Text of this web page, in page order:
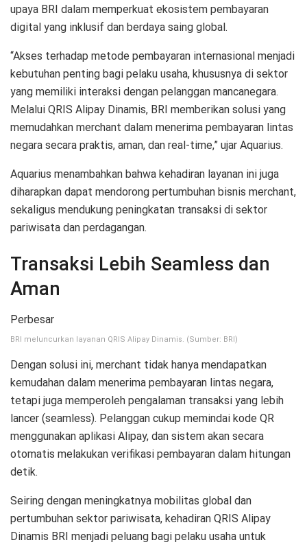
upaya BRI dalam memperkuat ekosistem pembayaran
digital yang inklusif dan berdaya saing global.
“Akses terhadap metode pembayaran internasional menjadi
kebutuhan penting bagi pelaku usaha, khususnya di sektor
yang memiliki interaksi dengan pelanggan mancanegara.
Melalui QRIS Alipay Dinamis, BRI memberikan solusi yang
memudahkan merchant dalam menerima pembayaran lintas
negara secara praktis, aman, dan real-time,” ujar Aquarius.
Aquarius menambahkan bahwa kehadiran layanan ini juga
diharapkan dapat mendorong pertumbuhan bisnis merchant,
sekaligus mendukung peningkatan transaksi di sektor
pariwisata dan perdagangan.
Transaksi Lebih Seamless dan
Aman
Perbesar
BRI meluncurkan layanan QRIS Alipay Dinamis. (Sumber: BRI)
Dengan solusi ini, merchant tidak hanya mendapatkan
kemudahan dalam menerima pembayaran lintas negara,
tetapi juga memperoleh pengalaman transaksi yang lebih
lancer (seamless). Pelanggan cukup memindai kode QR
menggunakan aplikasi Alipay, dan sistem akan secara
otomatis melakukan verifikasi pembayaran dalam hitungan
detik.
Seiring dengan meningkatnya mobilitas global dan
pertumbuhan sektor pariwisata, kehadiran QRIS Alipay
Dinamis BRI menjadi peluang bagi pelaku usaha untuk